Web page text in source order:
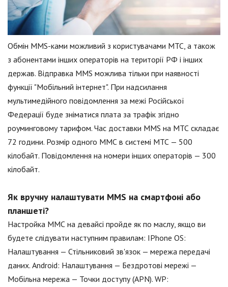
Обмін MMS-ками можливий з користувачами МТС, а також
з абонентами інших операторів на території РФ і інших
держав. Відправка MMS можлива тільки при наявності
функції "Мобільний інтернет". При надсилання
мультимедійного повідомлення за межі Російської
Федерації буде зніматися плата за трафік згідно
роуминговому тарифом. Час доставки MMS на МТС складає
72 години. Розмір одного ММС в системі МТС — 500
кілобайт. Повідомлення на номери інших операторів — 300
кілобайт.
Як вручну налаштувати MMS на смартфоні або
планшеті?
Настройка ММС на девайсі пройде як по маслу, якщо ви
будете слідувати наступним правилам: IPhone OS:
Налаштування — Стільниковий зв'язок — мережа передачі
даних. Android: Налаштування — Бездротові мережі —
Мобільна мережа — Точки доступу (APN). WP: